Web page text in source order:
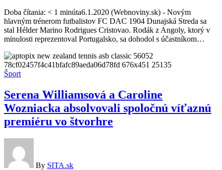
kouča,
tým
povedie
bývalý
portugalský
reprezentant
Hélder
Doba čítania: < 1 minúta6.1.2020 (Webnoviny.sk) - Novým
hlavným trénerom futbalistov FC DAC 1904 Dunajská Streda sa
stal Hélder Marino Rodrigues Cristovao. Rodák z Angoly, ktorý v
minulosti reprezentoval Portugalsko, sa dohodol s účastníkom…
Šport
Serena Williamsová a Caroline
Wozniacka absolvovali spoločnú víťaznú
premiéru vo štvorhre
By SITA.sk